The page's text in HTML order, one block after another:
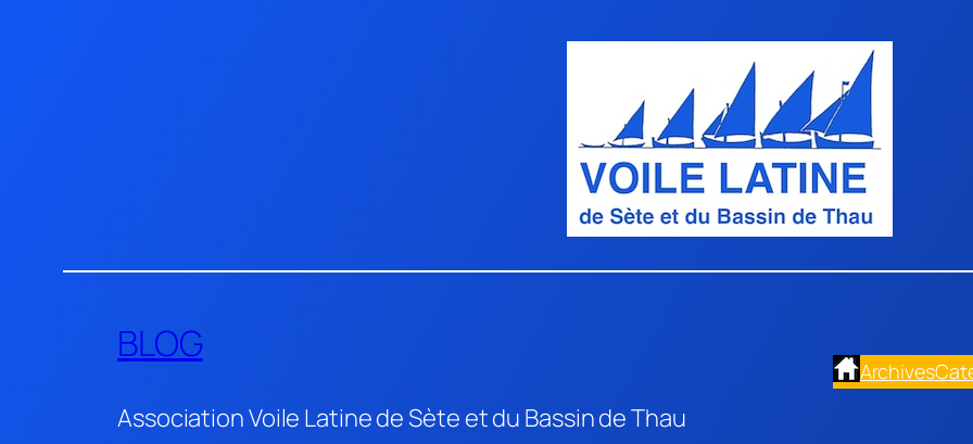
BLOG
Association Voile Latine de Sète et du Bassin de Thau
Archives